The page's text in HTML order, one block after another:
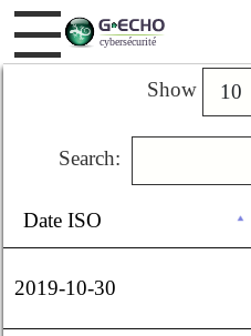
Show
Search:
Date ISO
2019-10-30